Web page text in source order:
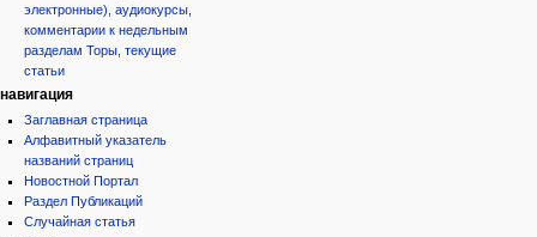
электронные), аудиокурсы,
комментарии к недельным
разделам Торы, текущие
статьи
навигация
Заглавная страница
Алфавитный указатель
названий страниц
Новостной Портал
Раздел Публикаций
Случайная статья